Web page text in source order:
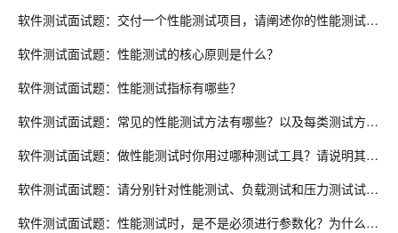
软件测试面试题：交付一个性能测试项目，请阐述你的性能测试流程?
软件测试面试题：性能测试的核心原则是什么？
软件测试面试题：性能测试指标有哪些？
软件测试面试题：常见的性能测试方法有哪些？以及每类测试方法的目的是什么？
软件测试面试题：做性能测试时你用过哪种测试工具？请说明其工作原理或举例说明工作流程。
软件测试面试题：请分别针对性能测试、负载测试和压力测试试举一个简单的例子？
软件测试面试题：性能测试时，是不是必须进行参数化？为什么要创建参数？LoadRunner中如何创建参数？